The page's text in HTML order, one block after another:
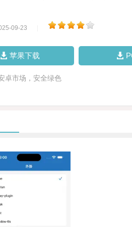
09-23
苹果下载
卓市场，安全绿色